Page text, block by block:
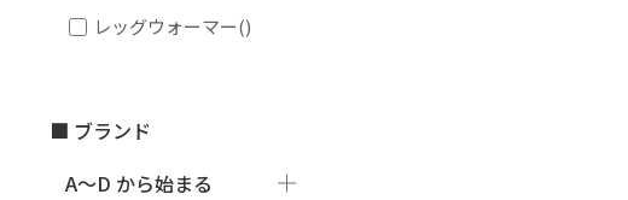
レッグウォーマー()
■ ブランド
A～D から始まる